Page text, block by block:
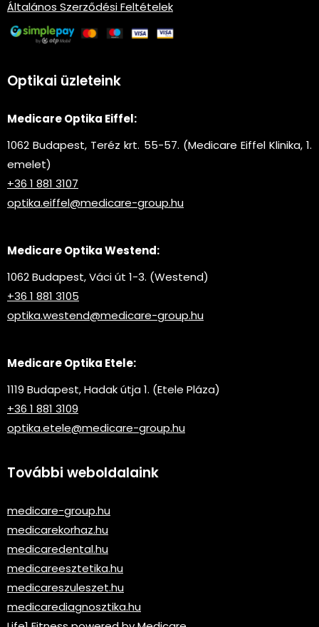
Általános Szerződési Feltételek
Optikai üzleteink
Medicare Optika Eiffel:
1062 Budapest, Teréz krt. 55-57. (Medicare Eiffel Klinika, 1.
emelet)
+36 1 881 3107
optika.eiffel@medicare-group.hu
Medicare Optika Westend:
1062 Budapest, Váci út 1-3. (Westend)
+36 1 881 3105
optika.westend@medicare-group.hu
Medicare Optika Etele:
1119 Budapest, Hadak útja 1. (Etele Pláza)
+36 1 881 3109
optika.etele@medicare-group.hu
További weboldalaink
medicare-group.hu
medicarekorhaz.hu
medicaredental.hu
medicareesztetika.hu
medicareszuleszet.hu
medicarediagnosztika.hu